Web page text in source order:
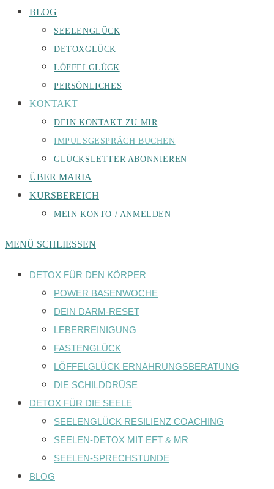
BLOG
SEELENGLÜCK
DETOXGLÜCK
LÖFFELGLÜCK
PERSÖNLICHES
KONTAKT
DEIN KONTAKT ZU MIR
IMPULSGESPRÄCH BUCHEN
GLÜCKSLETTER ABONNIEREN
ÜBER MARIA
KURSBEREICH
MEIN KONTO / ANMELDEN
MENÜ SCHLIESSEN
DETOX FÜR DEN KÖRPER
POWER BASENWOCHE
DEIN DARM-RESET
LEBERREINIGUNG
FASTENGLÜCK
LÖFFELGLÜCK ERNÄHRUNGSBERATUNG
DIE SCHILDDRÜSE
DETOX FÜR DIE SEELE
SEELENGLÜCK RESILIENZ COACHING
SEELEN-DETOX MIT EFT & MR
SEELEN-SPRECHSTUNDE
BLOG